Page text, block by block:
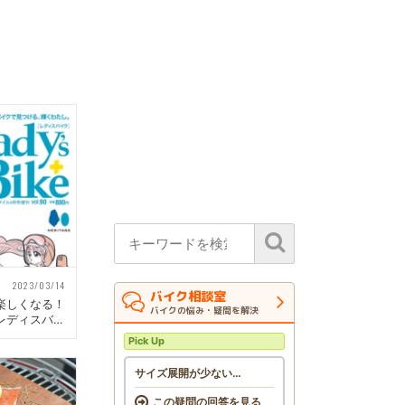
2023/03/14
くなる！
ディスバイ
バイク相談室
バイクの悩み・疑問を解決
Pick Up
サイズ展開が少ない…
この疑問の回答を見る